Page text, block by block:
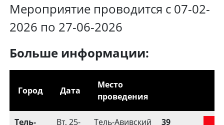
Мероприятие проводится с 07-02-
2026 по 27-06-2026
Больше информации:
Город Дата
Место
проведения
Тель-
Вт, 25-
Тель-Авивский
39